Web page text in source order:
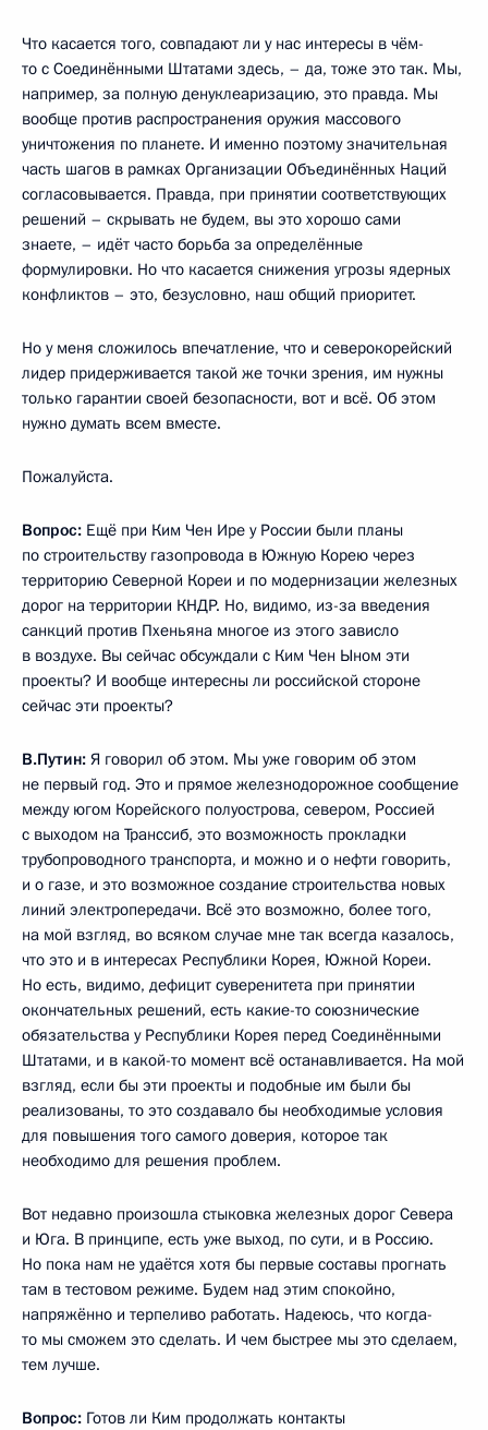
Что касается того, совпадают ли у нас интересы в чём-
то с Соединёнными Штатами здесь, – да, тоже это так. Мы,
например, за полную денуклеаризацию, это правда. Мы
вообще против распространения оружия массового
уничтожения по планете. И именно поэтому значительная
часть шагов в рамках Организации Объединённых Наций
согласовывается. Правда, при принятии соответствующих
решений – скрывать не будем, вы это хорошо сами
знаете, – идёт часто борьба за определённые
формулировки. Но что касается снижения угрозы ядерных
конфликтов – это, безусловно, наш общий приоритет.
Но у меня сложилось впечатление, что и северокорейский
лидер придерживается такой же точки зрения, им нужны
только гарантии своей безопасности, вот и всё. Об этом
нужно думать всем вместе.
Пожалуйста.
Вопрос: Ещё при Ким Чен Ире у России были планы
по строительству газопровода в Южную Корею через
территорию Северной Кореи и по модернизации железных
дорог на территории КНДР. Но, видимо, из-за введения
санкций против Пхеньяна многое из этого зависло
в воздухе. Вы сейчас обсуждали с Ким Чен Ыном эти
проекты? И вообще интересны ли российской стороне
сейчас эти проекты?
В.Путин: Я говорил об этом. Мы уже говорим об этом
не первый год. Это и прямое железнодорожное сообщение
между югом Корейского полуострова, севером, Россией
с выходом на Транссиб, это возможность прокладки
трубопроводного транспорта, и можно и о нефти говорить,
и о газе, и это возможное создание строительства новых
линий электропередачи. Всё это возможно, более того,
на мой взгляд, во всяком случае мне так всегда казалось,
что это и в интересах Республики Корея, Южной Кореи.
Но есть, видимо, дефицит суверенитета при принятии
окончательных решений, есть какие-то союзнические
обязательства у Республики Корея перед Соединёнными
Штатами, и в какой-то момент всё останавливается. На мой
взгляд, если бы эти проекты и подобные им были бы
реализованы, то это создавало бы необходимые условия
для повышения того самого доверия, которое так
необходимо для решения проблем.
Вот недавно произошла стыковка железных дорог Севера
и Юга. В принципе, есть уже выход, по сути, и в Россию.
Но пока нам не удаётся хотя бы первые составы прогнать
там в тестовом режиме. Будем над этим спокойно,
напряжённо и терпеливо работать. Надеюсь, что когда-
то мы сможем это сделать. И чем быстрее мы это сделаем,
тем лучше.
Вопрос: Готов ли Ким продолжать контакты